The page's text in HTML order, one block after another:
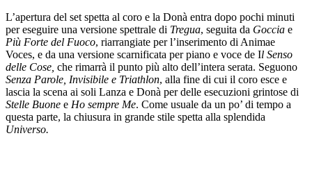
L’apertura del set spetta al coro e la Donà entra dopo pochi minuti
per eseguire una versione spettrale di Tregua, seguita da Goccia e
Più Forte del Fuoco, riarrangiate per l’inserimento di Animae
Voces, e da una versione scarnificata per piano e voce de Il Senso
delle Cose, che rimarrà il punto più alto dell’intera serata. Seguono
Senza Parole, Invisibile e Triathlon, alla fine di cui il coro esce e
lascia la scena ai soli Lanza e Donà per delle esecuzioni grintose di
Stelle Buone e Ho sempre Me. Come usuale da un po’ di tempo a
questa parte, la chiusura in grande stile spetta alla splendida
Universo.